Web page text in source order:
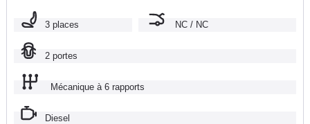
3 places NC / NC
2 portes
Mécanique à 6 rapports
Diesel